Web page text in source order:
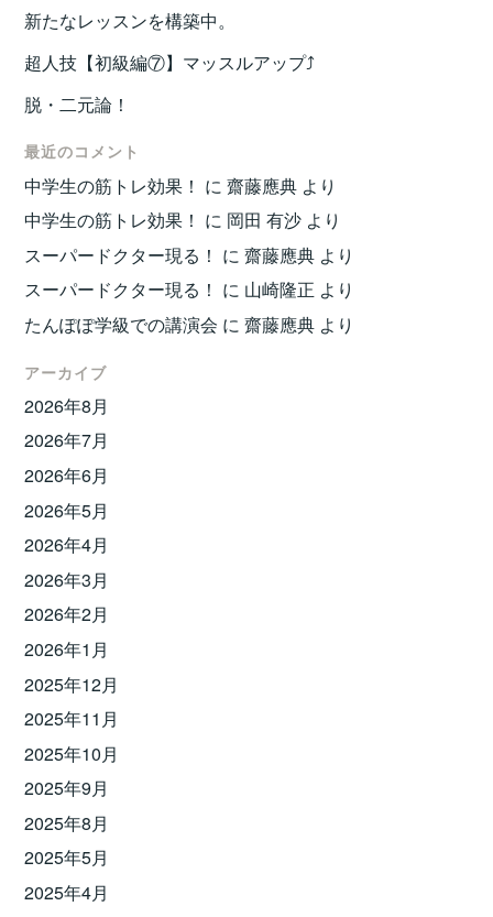
新たなレッスンを構築中。
超人技【初級編⑦】マッスルアップ⤴️
脱・二元論！
最近のコメント
中学生の筋トレ効果！ に齋藤應典 より
中学生の筋トレ効果！ に 岡田 有沙 より
スーパードクター現る！ に齋藤應典 より
スーパードクター現る！ に 山崎隆正 より
たんぽぽ学級での講演会 に齋藤應典 より
アーカイブ
2026年8月
2026年7月
2026年6月
2026年5月
2026年4月
2026年3月
2026年2月
2026年1月
2025年12月
2025年11月
2025年10月
2025年9月
2025年8月
2025年5月
2025年4月